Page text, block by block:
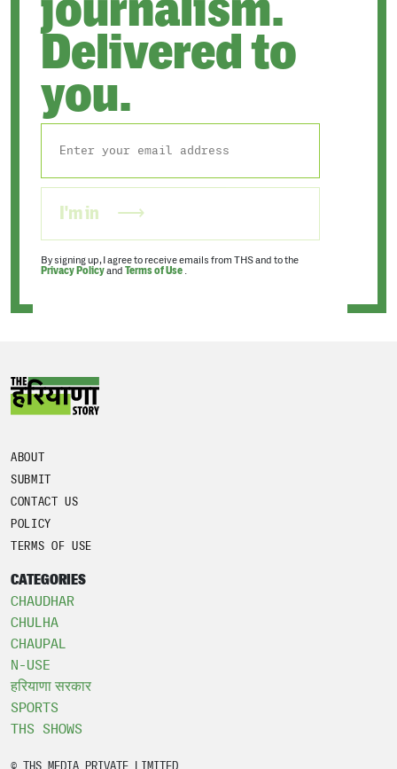
Delivered to
you.
I'm in
By signing up, I agree to receive emails from THS and to the
Privacy Policyand Terms of Use .
ABOUT
SUBMIT
CONTACT US
POLICY
TERMS OF USE
CATEGORIES
CHAUDHAR
CHULHA
CHAUPAL
N-USE
हरियाणा सरकार
SPORTS
THS SHOWS
© THS MEDIA PRIVATE LIMITED